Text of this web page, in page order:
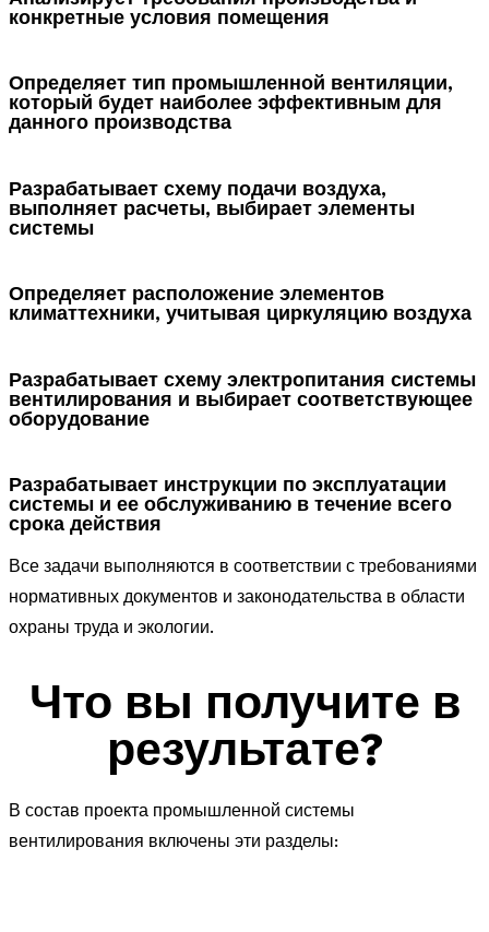
конкретные условия помещения
Определяет тип промышленной вентиляции,
который будет наиболее эффективным для
данного производства
Разрабатывает схему подачи воздуха,
выполняет расчеты, выбирает элементы
системы
Определяет расположение элементов
климаттехники, учитывая циркуляцию воздуха
Разрабатывает схему электропитания системы
вентилирования и выбирает соответствующее
оборудование
Разрабатывает инструкции по эксплуатации
системы и ее обслуживанию в течение всего
срока действия
Все задачи выполняются в соответствии с требованиями
нормативных документов и законодательства в области
охраны труда и экологии.
Что вы получите в
результате?
В состав проекта промышленной системы
вентилирования включены эти разделы: